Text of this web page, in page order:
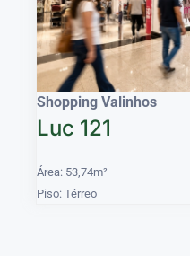
Shopping Valinhos
Luc 121
Área: 53,74m²
Piso: Térreo